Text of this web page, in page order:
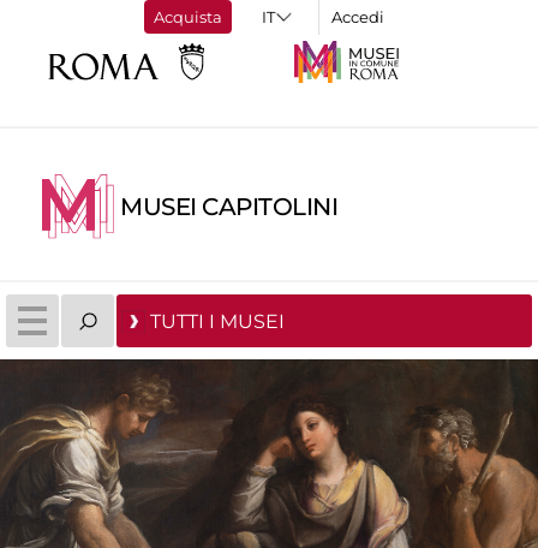
Acquista Accedi
MUSEI CAPITOLINI
TUTTI I MUSEI